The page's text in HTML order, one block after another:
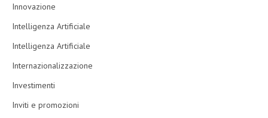
Innovazione
Intelligenza Artificiale
Intelligenza Artificiale
Internazionalizzazione
Investimenti
Inviti e promozioni